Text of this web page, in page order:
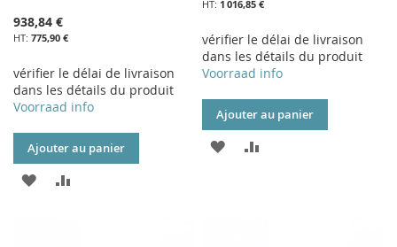
938,84 €
775,90 €
vérifier le délai de livraison
dans les détails du produit
Voorraad info
Ajouter au panier
AJOUTER
1 016,85 €
vérifier le délai de livraison
dans les détails du produit
Voorraad info
Ajouter au panier
AJOUTER